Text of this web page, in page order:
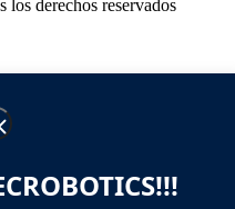
derechos reservados